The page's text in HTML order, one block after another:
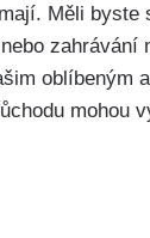
Měli byste
zahrávání
oblíbeným
mohou